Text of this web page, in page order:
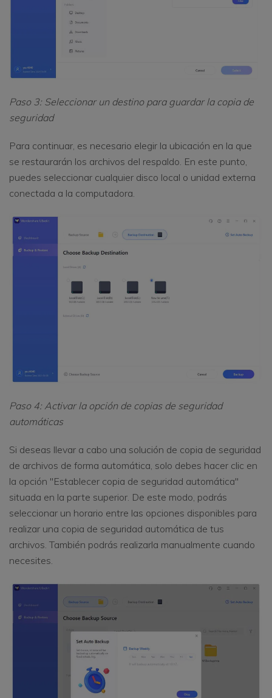
Paso 3: Seleccionar un destino para guardar la copia de
seguridad
Para continuar, es necesario elegir la ubicación en la que
se restaurarán los archivos del respaldo. En este punto,
puedes seleccionar cualquier disco local o unidad externa
conectada a la computadora.
Paso 4: Activar la opción de copias de seguridad
automáticas
Si deseas llevar a cabo una solución de copia de seguridad
de archivos de forma automática, solo debes hacer clic en
la opción "Establecer copia de seguridad automática"
situada en la parte superior. De este modo, podrás
seleccionar un horario entre las opciones disponibles para
realizar una copia de seguridad automática de tus
archivos. También podrás realizarla manualmente cuando
necesites.